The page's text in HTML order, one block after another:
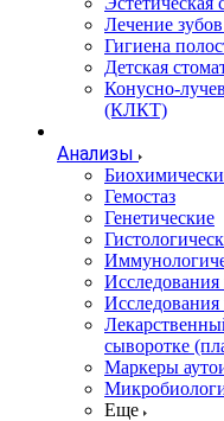
Лечение
Гигиена
Детская
Конусно-
(КЛКТ)
Анализы
Гемостаз
Генетические
Исследования
сыворотке
Маркеры
Еще